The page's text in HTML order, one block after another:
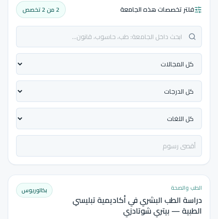
فلتر تخصصات هذه الجامعة 2 من 2 تخصص
الطب والصحة
دراسة الطب البشري في أكاديمية تبليسي
الطبية — بيتري شوتادزي
بكالوريوس